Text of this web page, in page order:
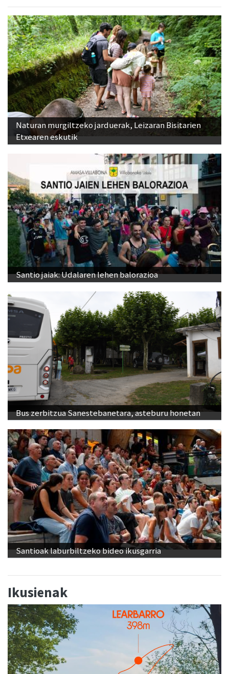
Naturan murgiltzeko jarduerak, Leizaran Bisitarien
Etxearen eskutik
Santio jaiak: Udalaren lehen balorazioa
Bus zerbitzua Sanestebanetara, asteburu honetan
Santioak laburbiltzeko bideo ikusgarria
Ikusienak